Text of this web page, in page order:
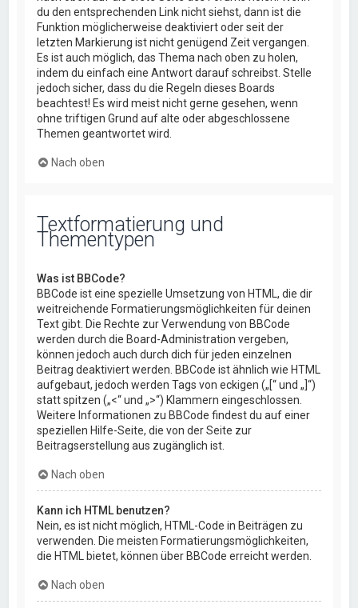
du den entsprechenden Link nicht siehst, dann ist die
Funktion möglicherweise deaktiviert oder seit der
letzten Markierung ist nicht genügend Zeit vergangen.
Es ist auch möglich, das Thema nach oben zu holen,
indem du einfach eine Antwort darauf schreibst. Stelle
jedoch sicher, dass du die Regeln dieses Boards
beachtest! Es wird meist nicht gerne gesehen, wenn
ohne triftigen Grund auf alte oder abgeschlossene
Themen geantwortet wird.
Nach oben
Textformatierung und
Thementypen
Was ist BBCode?
BBCode ist eine spezielle Umsetzung von HTML, die dir
weitreichende Formatierungsmöglichkeiten für deinen
Text gibt. Die Rechte zur Verwendung von BBCode
werden durch die Board-Administration vergeben,
können jedoch auch durch dich für jeden einzelnen
Beitrag deaktiviert werden. BBCode ist ähnlich wie HTML
aufgebaut, jedoch werden Tags von eckigen („[“ und „]“)
statt spitzen („<“ und „>“) Klammern eingeschlossen.
Weitere Informationen zu BBCode findest du auf einer
speziellen Hilfe-Seite, die von der Seite zur
Beitragserstellung aus zugänglich ist.
Nach oben
Kann ich HTML benutzen?
Nein, es ist nicht möglich, HTML-Code in Beiträgen zu
verwenden. Die meisten Formatierungsmöglichkeiten,
die HTML bietet, können über BBCode erreicht werden.
Nach oben